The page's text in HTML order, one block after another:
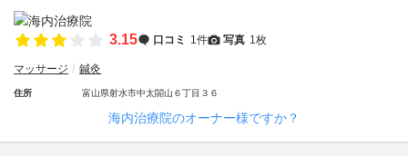
3.15 口コミ 1件 写真 1枚
マッサージ 鍼灸
住所 富山県射水市中太閤山６丁目３６
海内治療院のオーナー様ですか？